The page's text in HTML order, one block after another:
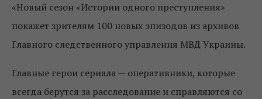
«Новый сезон «Истории одного преступления»
покажет зрителям 100 новых эпизодов из архивов
Главного следственного управления МВД Украины.
Главные герои сериала — оперативники, которые
всегда берутся за расследование и справляются со